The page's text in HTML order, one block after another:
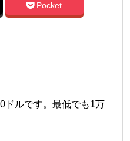
Pocket
ドルです。最低でも1万